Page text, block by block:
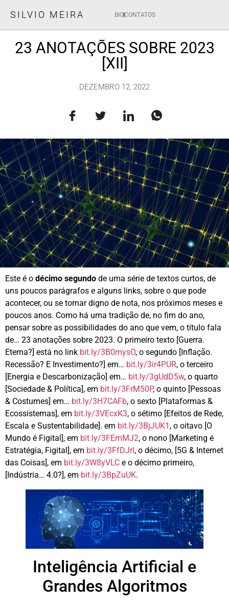
SILVIO MEIRA BIOCONTATOS
23 ANOTAÇÕES SOBRE 2023
[XII]
DEZEMBRO 12, 2022
Este é o décimo segundo de uma série de textos curtos, de
uns poucos parágrafos e alguns links, sobre o que pode
acontecer, ou se tornar digno de nota, nos próximos meses e
poucos anos. Como há uma tradição de, no fim do ano,
pensar sobre as possibilidades do ano que vem, o título fala
de… 23 anotações sobre 2023. O primeiro texto [Guerra.
Eterna?] está no link bit.ly/3B0mysO, o segundo [Inflação.
Recessão? E Investimento?] em… bit.ly/3ir4PUR, o terceiro
[Energia e Descarbonização] em… bit.ly/3gUdD5w, o quarto
[Sociedade & Política], em bit.ly/3FrM50P, o quinto [Pessoas
& Costumes] em… bit.ly/3H7CAFb, o sexto [Plataformas &
Ecossistemas], em bit.ly/3VEcxK3, o sétimo [Efeitos de Rede,
Escala e Sustentabilidade]. em bit.ly/3BjJUK1 , o oitavo [O
Mundo é Figital], em bit.ly/3FEmMJ2, o nono [Marketing é
Estratégia, Figital], em bit.ly/3FfDJrI, o décimo, [5G & Internet
das Coisas], em bit.ly/3W8yVLC e o décimo primeiro,
[Indústria… 4.0?], em bit.ly/3BpZuUK.
Inteligência Artificial e
Grandes Algoritmos